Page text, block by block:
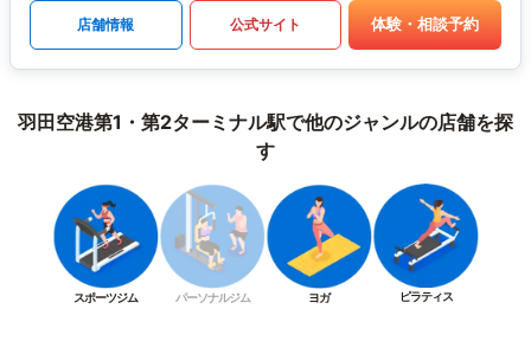
店舗情報 公式サイト 体験・相談予約
羽田空港第1・第2ターミナル駅で他のジャンルの店舗を探
す
スポーツジム パーソナルジム ヨガ ピラティス